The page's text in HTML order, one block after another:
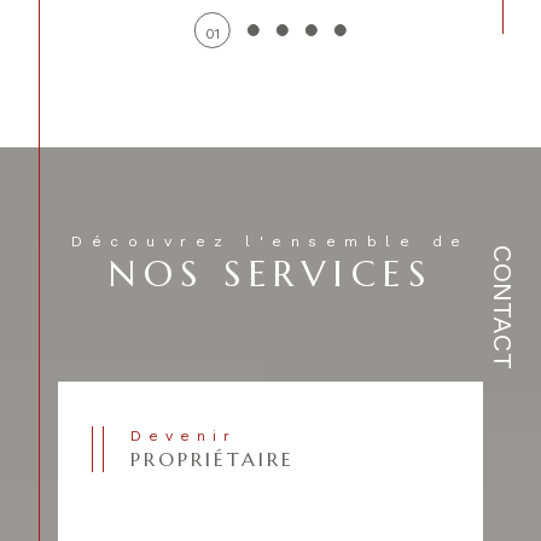
CONTACT
01
Découvrez l'ensemble de
NOS SERVICES
Devenir
PROPRIÉTAIRE